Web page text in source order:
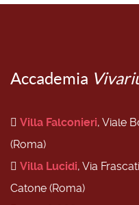
Accademia
Villa Falconieri, Viale
(Roma)
Villa Lucidi, Via
Catone (Roma)